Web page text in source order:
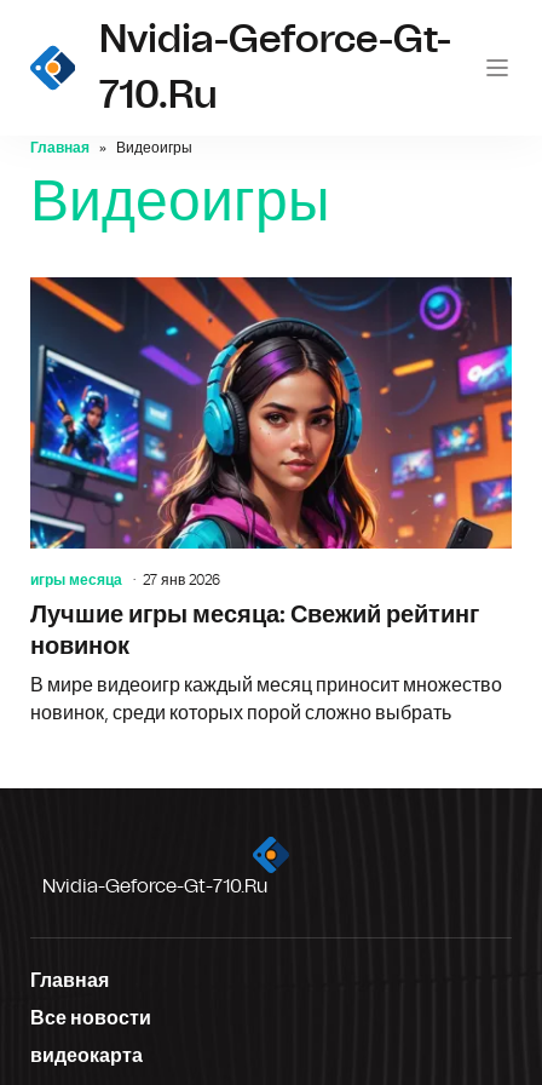
Nvidia-Geforce-Gt-
710.ru
Главная Видеоигры
Видеоигры
игры месяца 27 янв 2026
Лучшие игры месяца: Свежий рейтинг
новинок
В мире видеоигр каждый месяц приносит множество
новинок, среди которых порой сложно выбрать
Nvidia-Geforce-Gt-710.ru
Главная
Все новости
видеокарта